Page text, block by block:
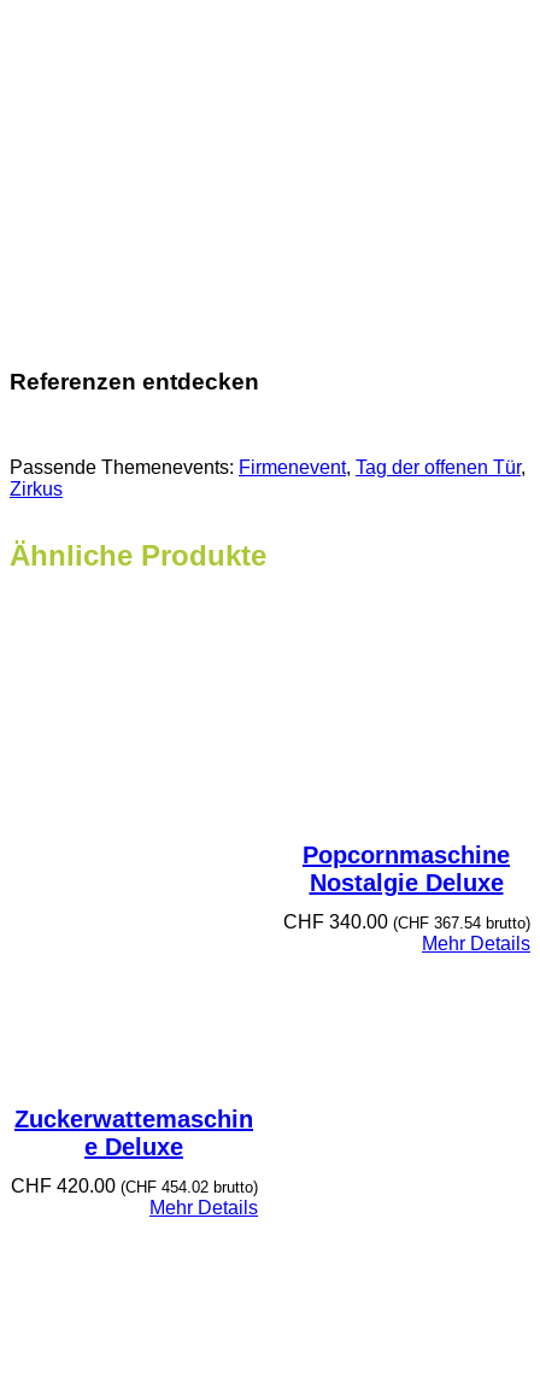
Referenzen entdecken
Passende Themenevents: Firmenevent, Tag der offenen Tür
Zirkus
Ähnliche Produkte
Zuckerwattemaschin
e Deluxe
CHF420.00 (CHF454.02brutto)
Mehr Details
Popcornmaschine
Nostalgie Deluxe
CHF340.00 (CHF367.54brutto)
Mehr Details